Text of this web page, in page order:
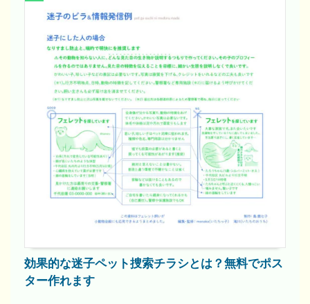
効果的な迷子ペット捜索チラシとは？無料でポス
ター作れます